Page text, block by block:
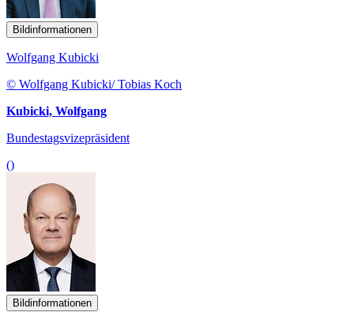
Bildinformationen
Wolfgang Kubicki
© Wolfgang Kubicki/ Tobias Koch
Kubicki, Wolfgang
Bundestagsvizepräsident
()
Bildinformationen